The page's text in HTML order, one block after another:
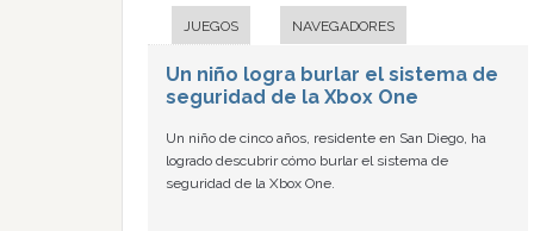
JUEGOS NAVEGADORES
Un niño logra burlar el sistema de
seguridad de la Xbox One
Un niño de cinco años, residente en San Diego, ha
logrado descubrir cómo burlar el sistema de
seguridad de la Xbox One.